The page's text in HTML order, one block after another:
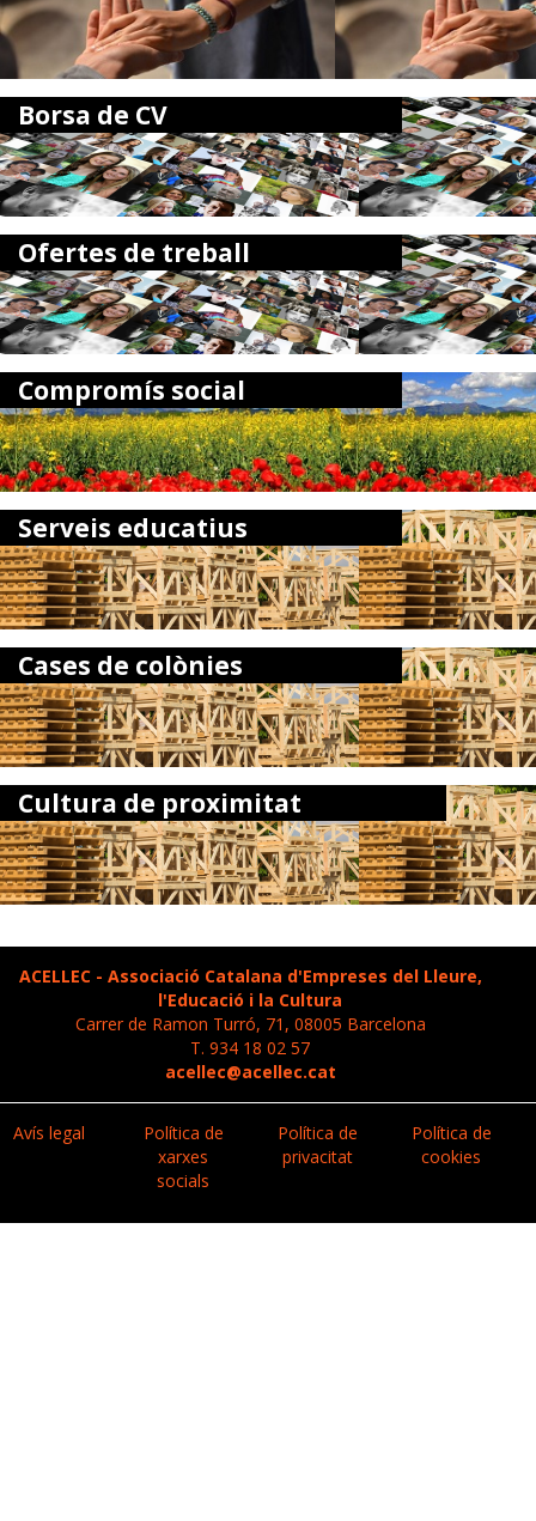
Borsa de CV
Ofertes de treball
Compromís social
Serveis educatius
Cases de colònies
Cultura de proximitat
ACELLEC - Associació Catalana d'Empreses del Lleure,
l'Educació i la Cultura
Carrer de Ramon Turró, 71, 08005 Barcelona
T. 934 18 02 57
acellec@acellec.cat
Avís legal
Política de
xarxes
socials
Política de
privacitat
Política de
cookies